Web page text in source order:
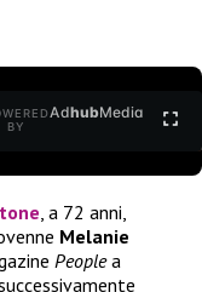
BY
AdhubMedia
, a 72 anni,
Melanie
Peoplea